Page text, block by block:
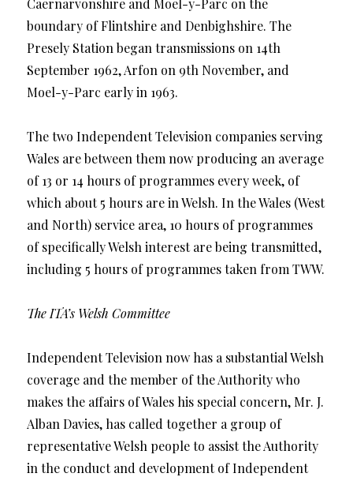
boundary of Flintshire and Denbighshire. The
Presely Station began transmissions on 14th
September 1962, Arfon on 9th November, and
Moel-y-Parc early in 1963.
The two Independent Television companies serving
Wales are between them now producing an average
of 13 or 14 hours of programmes every week, of
which about 5 hours are in Welsh. In the Wales (West
and North) service area, 10 hours of programmes
of specifically Welsh interest are being transmitted,
including 5 hours of programmes taken from TWW.
The ITA’s Welsh Committee
Independent Television now has a substantial Welsh
coverage and the member of the Authority who
makes the affairs of Wales his special concern, Mr. J.
Alban Davies, has called together a group of
representative Welsh people to assist the Authority
in the conduct and development of Independent